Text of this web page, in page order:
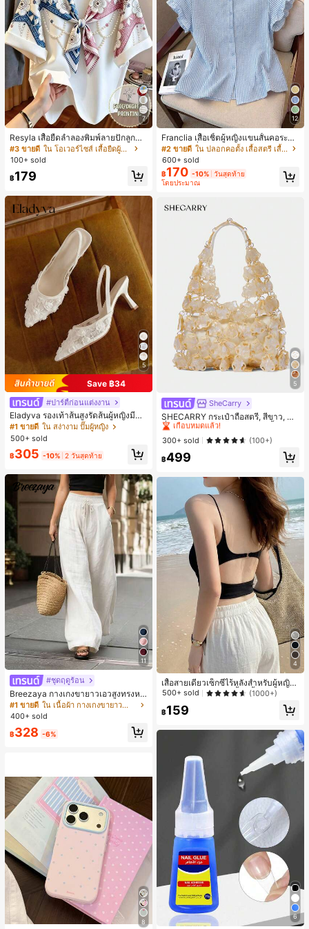
7
Resyla เสื้อยืดลำลองพิมพ์ลายปักลูกปัด
รูปโบว์ขนาดใหญ่สำหรับผู้หญิง
#3 ขายดี
ใน โอเวอร์ไซส์ เสื้อยืดผู้หญิง
100+ sold
฿179
5
Save ฿34
#ปาร์ตี้ก่อนแต่งงาน
Eladyva รองเท้าส้นสูงรัดส้นผู้หญิงมีดอ
กไม้ประดับตาข่ายเสริมและสามารถสว
มได้สองแบบ ส้นสูง 7 ซม. รูปแบบโรมัน
หรูหรา ส้นเข็ม ลุคเทพนิยาย
#1 ขายดี ใน สง่างาม ปั๊มผู้หญิง
500+ sold
฿305 -10% 2 วันสุดท้าย
11
#ชุดฤดูร้อน
Breezaya กางเกงขายาวเอวสูงทรงหล
วมขาบานสำหรับผู้หญิง สีขาวเรียบหรูส
ไตล์ชิค เหมาะสำหรับใส่เที่ยวทะเล วันห
ยโอกาสในชีวิตประจำวัน
#1 ขายดี
ใน เนื้อผ้า กางเกงขายาวลำลองผ้า
400+ sold
฿328 -6%
8
12
Franclia เสื้อเชิ้ตผู้หญิงแขนสั้นคอระบา
ยกระดุมเดี่ยวลายทาง
#2 ขายดี
ใน ปลอกคอตั้ง เสื้อสตรี เสื้อเบลาส์ & Tee
600+ sold
฿170 -10% วันสุดท้าย
โดยประมาณ
5
SheCarry
SHECARRY กระเป๋าถือสตรี, สีขาว, แฟ
ชั่น, สง่างาม, วันหยุด, งานปาร์ตี้
#1 ขายดี
เกือบหมดแล้ว!
#1 ขายดี
เกือบหมดแล้ว!
#1 ขายดี
เกือบหมดแล้ว!
#1 ขายดี
ใน บรรยากาศฤดูร้อน กระเป๋าหูหิ้วด้านบนผู้หญิง
เกือบหมดแล้ว!
300+ sold (100+)
฿499
4
เสื้อสายเดี่ยวเซ็กซี่ไร้หลังสำหรับผู้หญิง
พร้อมบราแบบมีฟองน้ำ, เสื้อกล้ามแขน
500+ sold (1000+)
฿159
6